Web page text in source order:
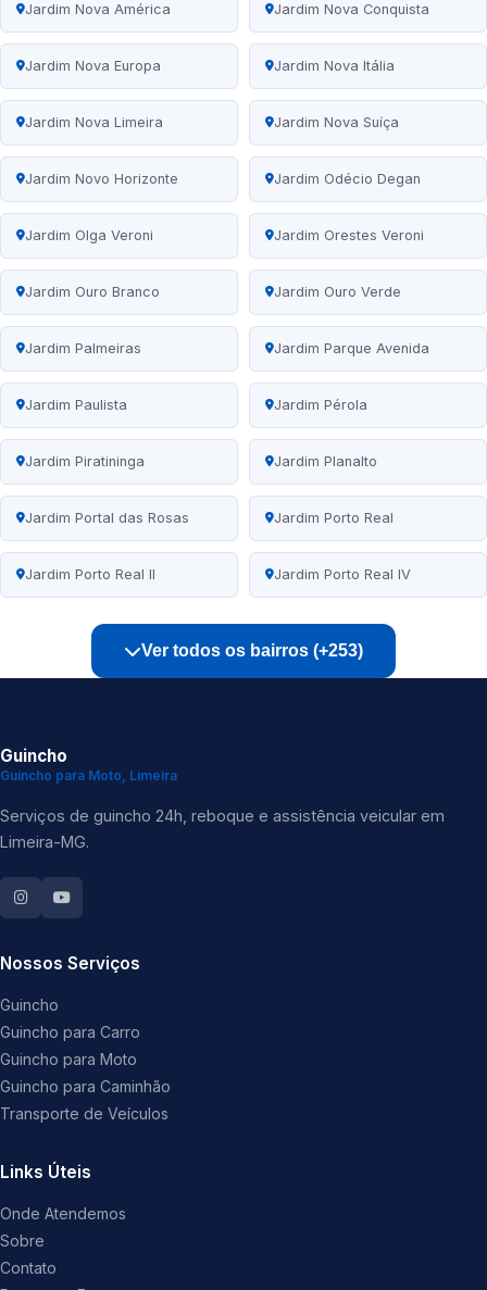
Jardim Nova América Jardim Nova Conquista
Jardim Nova Europa Jardim Nova Itália
Jardim Nova Limeira Jardim Nova Suíça
Jardim Novo Horizonte Jardim Odécio Degan
Jardim Olga Veroni Jardim Orestes Veroni
Jardim Ouro Branco Jardim Ouro Verde
Jardim Palmeiras Jardim Parque Avenida
Jardim Paulista Jardim Pérola
Jardim Piratininga Jardim Planalto
Jardim Portal das Rosas Jardim Porto Real
Jardim Porto Real II Jardim Porto Real IV
Ver todos os bairros (+253)
Guincho
Guincho para Moto, Limeira
Serviços de guincho 24h, reboque e assistência veicular em
Limeira-MG.
Nossos Serviços
Guincho
Guincho para Carro
Guincho para Moto
Guincho para Caminhão
Transporte de Veículos
Links Úteis
Onde Atendemos
Sobre
Contato